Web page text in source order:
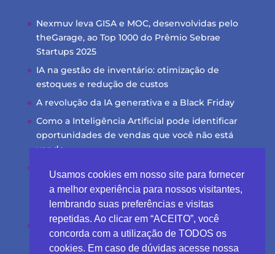
Nexmuv leva GISA e MOC, desenvolvidas pelo
theGarage, ao Top 1000 do Prêmio Sebrae
Startups 2025
IA na gestão de inventário: otimização de
estoques e redução de custos
A revolução da IA generativa e a Black Friday
Como a Inteligência Artificial pode identificar
oportunidades de vendas que você não está
vendo
acionáveis com IA
LinkedIn
Instagram
Usamos cookies em nosso site para fornecer
a melhor experiência para nossos visitantes,
lembrando suas preferências e visitas
repetidas. Ao clicar em “ACEITO”, você
concorda com a utilização de TODOS os
cookies. Em caso de dúvidas acesse nossa